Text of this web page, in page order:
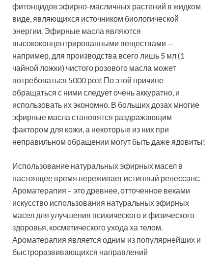
фитонцидов эфирно-масличных растений в жидком
виде, являющихся источником биологической
энергии. Эфирные масла являются
высококонцентрированными веществами —
например, для производства всего лишь 5 мл (1
чайной ложки) чистого розового масла может
потребоваться 5000 роз! По этой причине
обращаться с ними следует очень аккуратно, и
использовать их экономно. В больших дозах многие
эфирные масла становятся раздражающим
фактором для кожи, а некоторые из них при
неправильном обращении могут быть даже ядовиты!
Использование натуральных эфирных масел в
настоящее время переживает истинный ренессанс.
Ароматерапия – это древнее, отточенное веками
искусство использования натуральных эфирных
масел для улучшения психического и физического
здоровья, косметического ухода ха телом.
Ароматерапия является одним из популярнейших и
быстроразвивающихся направлений